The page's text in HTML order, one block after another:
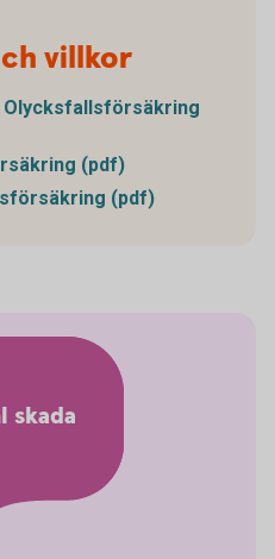
villkor
(pdf)
(pdf)
skada